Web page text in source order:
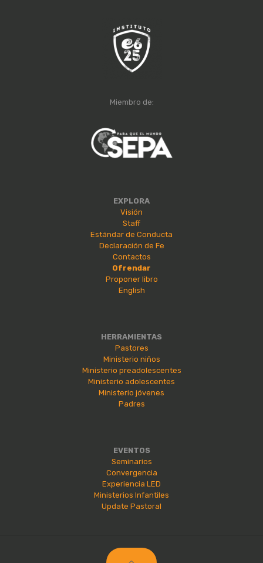
Miembro de:
EXPLORA
Visión
Staff
Estándar de Conducta
Declaración de Fe
Contactos
Ofrendar
Proponer libro
English
HERRAMIENTAS
Pastores
Ministerio niños
Ministerio preadolescentes
Ministerio adolescentes
Ministerio jóvenes
Padres
EVENTOS
Seminarios
Convergencia
Experiencia LED
Ministerios Infantiles
Update Pastoral